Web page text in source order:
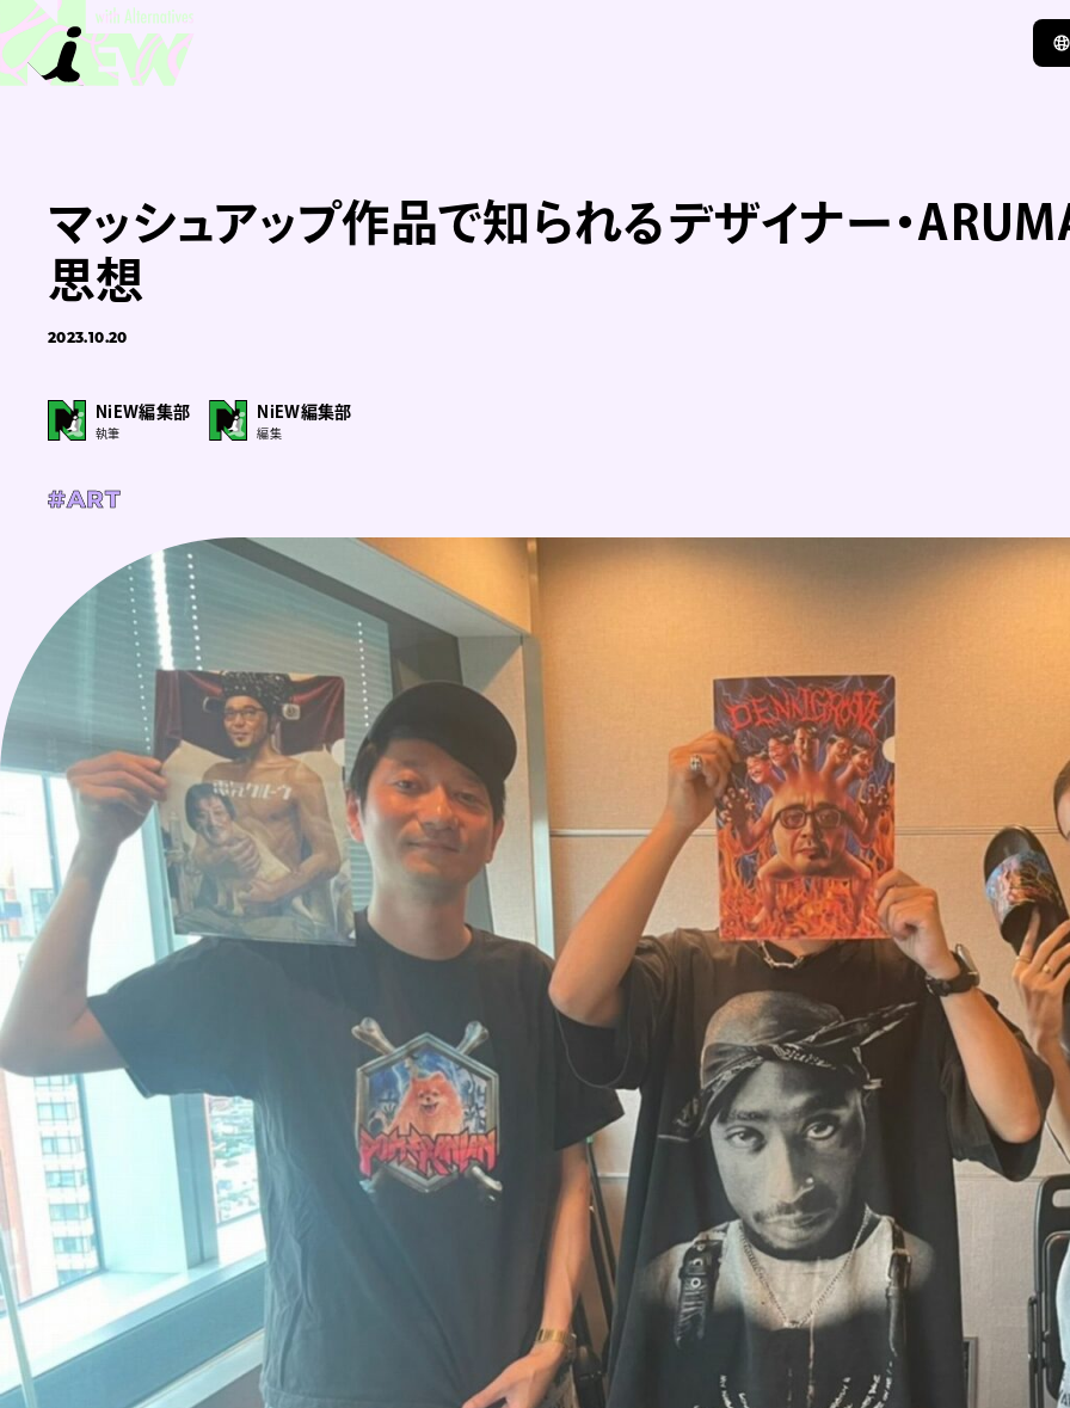
マッシュアップ作品で知られるデザイナー・
思想
2023.10.20
NiEW編集部
執筆
NiEW編集部
編集
#ART